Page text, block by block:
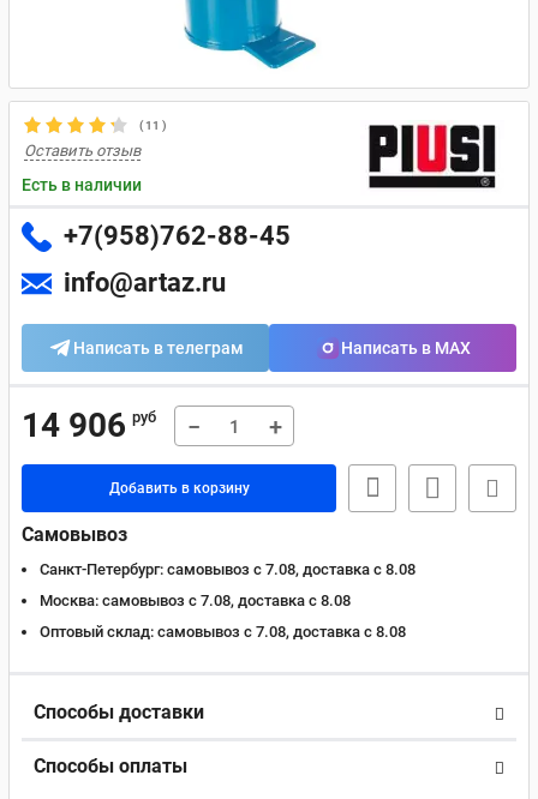
(11 )
Оставить отзыв
Есть в наличии
+7(958)762-88-45
info@artaz.ru
Написать в телеграм Написать в MAX
14 906 руб − +
Добавить в корзину
Самовывоз
Санкт-Петербург: самовывоз с 7.08, доставка c 8.08
Москва: самовывоз с 7.08, доставка c 8.08
Оптовый склад: самовывоз с 7.08, доставка c 8.08
Способы доставки
Способы оплаты